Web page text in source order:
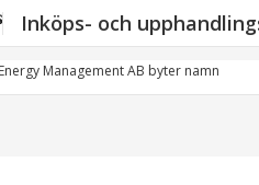
Inköps- och
Management AB byter namn